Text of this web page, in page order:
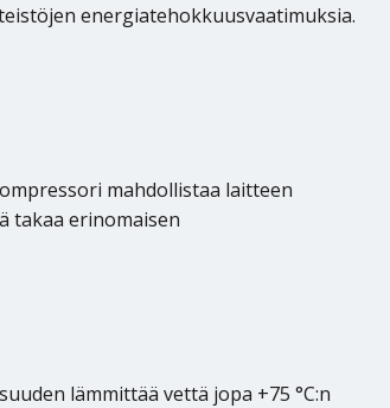
energiatehokkuusvaatimuksia.
mahdollistaa laitteen
takaa erinomaisen
lämmittää vettä jopa +75 °C:n